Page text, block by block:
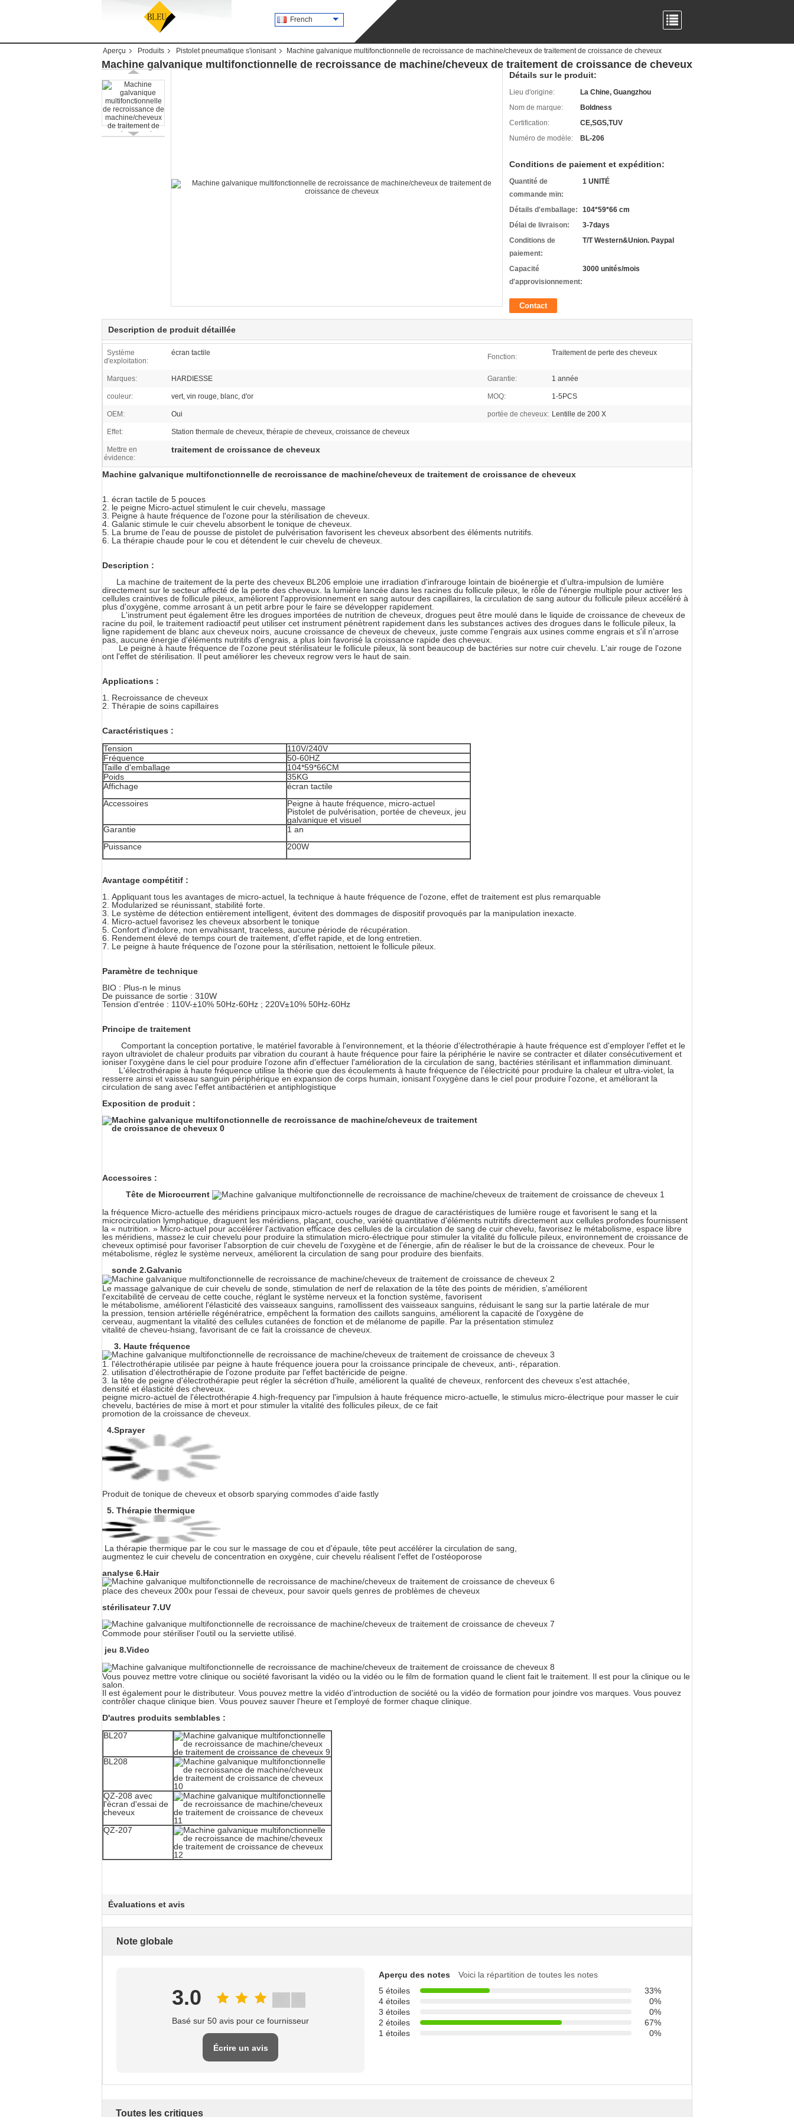
French
Aperçu Produits Pistolet pneumatique s'ionisant Machine galvanique multifonctionnelle de recroissance de machine/cheveux de traitement de croissance de cheveux
Machine galvanique multifonctionnelle de recroissance de machine/cheveux de traitement de croissance de cheveux
Détails sur le produit:
Lieu d'origine:
La Chine, Guangzhou
Nom de marque:
Boldness
Certification:
CE,SGS,TUV
Numéro de modèle:
BL-206
Conditions de paiement et expédition:
Quantité de
commande min:
1 UNITÉ
Détails d'emballage:
104*59*66 cm
Délai de livraison:
3-7days
Conditions de
paiement:
T/T Western&Union. Paypal
Capacité
d'approvisionnement:
3000 unités/mois
Contact
Description de produit détaillée
Système
d'exploitation:
écran tactile Fonction: Traitement de perte des cheveux
Marques: HARDIESSE Garantie: 1 année
couleur: vert, vin rouge, blanc, d'or MOQ: 1-5PCS
OEM: Oui portée de cheveux: Lentille de 200 X
Effet: Station thermale de cheveux, thérapie de cheveux, croissance de cheveux
Mettre en
évidence:
traitement de croissance de cheveux
Machine galvanique multifonctionnelle de recroissance de machine/cheveux de traitement de croissance de cheveux
1. écran tactile de 5 pouces
2. le peigne Micro-actuel stimulent le cuir chevelu, massage
3. Peigne à haute fréquence de l'ozone pour la stérilisation de cheveux.
4. Galanic stimule le cuir chevelu absorbent le tonique de cheveux.
5. La brume de l'eau de pousse de pistolet de pulvérisation favorisent les cheveux absorbent des éléments nutritifs.
6. La thérapie chaude pour le cou et détendent le cuir chevelu de cheveux.
Description :
La machine de traitement de la perte des cheveux BL206 emploie une irradiation d'infrarouge lointain de bioénergie et d'ultra-impulsion de lumière
directement sur le secteur affecté de la perte des cheveux. la lumière lancée dans les racines du follicule pileux, le rôle de l'énergie multiple pour activer les
cellules craintives de follicule pileux, améliorent l'approvisionnement en sang autour des capillaires, la circulation de sang autour du follicule pileux accéléré à
plus d'oxygène, comme arrosant à un petit arbre pour le faire se développer rapidement.
L'instrument peut également être les drogues importées de nutrition de cheveux, drogues peut être moulé dans le liquide de croissance de cheveux de
racine du poil, le traitement radioactif peut utiliser cet instrument pénètrent rapidement dans les substances actives des drogues dans le follicule pileux, la
ligne rapidement de blanc aux cheveux noirs, aucune croissance de cheveux de cheveux, juste comme l'engrais aux usines comme engrais et s'il n'arrose
pas, aucune énergie d'éléments nutritifs d'engrais, a plus loin favorisé la croissance rapide des cheveux.
Le peigne à haute fréquence de l'ozone peut stérilisateur le follicule pileux, là sont beaucoup de bactéries sur notre cuir chevelu. L'air rouge de l'ozone
ont l'effet de stérilisation. Il peut améliorer les cheveux regrow vers le haut de sain.
Applications :
1. Recroissance de cheveux
2. Thérapie de soins capillaires
Caractéristiques :
Tension
110V/240V
Fréquence
50-60HZ
Taille d'emballage
104*59*66CM
Poids
35KG
Affichage
écran tactile
Accessoires
Peigne à haute fréquence, micro-actuel
Pistolet de pulvérisation, portée de cheveux, jeu
galvanique et visuel
Garantie
1 an
Puissance
200W
Avantage compétitif :
1. Appliquant tous les avantages de micro-actuel, la technique à haute fréquence de l'ozone, effet de traitement est plus remarquable
2. Modularized se réunissant, stabilité forte.
3. Le système de détection entièrement intelligent, évitent des dommages de dispositif provoqués par la manipulation inexacte.
4. Micro-actuel favorisez les cheveux absorbent le tonique
5. Confort d'indolore, non envahissant, traceless, aucune période de récupération.
6. Rendement élevé de temps court de traitement, d'effet rapide, et de long entretien.
7. Le peigne à haute fréquence de l'ozone pour la stérilisation, nettoient le follicule pileux.
Paramètre de technique
BIO : Plus-n le minus
De puissance de sortie : 310W
Tension d'entrée : 110V-±10% 50Hz-60Hz ; 220V±10% 50Hz-60Hz
Principe de traitement
Comportant la conception portative, le matériel favorable à l'environnement, et la théorie d'électrothérapie à haute fréquence est d'employer l'effet et le
rayon ultraviolet de chaleur produits par vibration du courant à haute fréquence pour faire la périphérie le navire se contracter et dilater consécutivement et
ioniser l'oxygène dans le ciel pour produire l'ozone afin d'effectuer l'amélioration de la circulation de sang, bactéries stérilisant et inflammation diminuant.
L'électrothérapie à haute fréquence utilise la théorie que des écoulements à haute fréquence de l'électricité pour produire la chaleur et ultra-violet, la
resserre ainsi et vaisseau sanguin périphérique en expansion de corps humain, ionisant l'oxygène dans le ciel pour produire l'ozone, et améliorant la
circulation de sang avec l'effet antibactérien et antiphlogistique
Exposition de produit :
Accessoires :
Tête de Microcurrent
la fréquence Micro-actuelle des méridiens principaux micro-actuels rouges de drague de caractéristiques de lumière rouge et favorisent le sang et la
microcirculation lymphatique, draguent les méridiens, plaçant, couche, variété quantitative d'éléments nutritifs directement aux cellules profondes fournissent
la « nutrition. » Micro-actuel pour accélérer l'activation efficace des cellules de la circulation de sang de cuir chevelu, favorisez le métabolisme, espace libre
les méridiens, massez le cuir chevelu pour produire la stimulation micro-électrique pour stimuler la vitalité du follicule pileux, environnement de croissance de
cheveux optimisé pour favoriser l'absorption de cuir chevelu de l'oxygène et de l'énergie, afin de réaliser le but de la croissance de cheveux. Pour le
métabolisme, réglez le système nerveux, améliorent la circulation de sang pour produire des bienfaits.
sonde 2.Galvanic
Le massage galvanique de cuir chevelu de sonde, stimulation de nerf de relaxation de la tête des points de méridien, s'améliorent
l'excitabilité de cerveau de cette couche, réglant le système nerveux et la fonction système, favorisent
le métabolisme, améliorent l'élasticité des vaisseaux sanguins, ramollissent des vaisseaux sanguins, réduisant le sang sur la partie latérale de mur
la pression, tension artérielle régénératrice, empêchent la formation des caillots sanguins, améliorent la capacité de l'oxygène de
cerveau, augmentant la vitalité des cellules cutanées de fonction et de mélanome de papille. Par la présentation stimulez
vitalité de cheveu-hsiang, favorisant de ce fait la croissance de cheveux.
3. Haute fréquence
1. l'électrothérapie utilisée par peigne à haute fréquence jouera pour la croissance principale de cheveux, anti-, réparation.
2. utilisation d'électrothérapie de l'ozone produite par l'effet bactéricide de peigne.
3. la tête de peigne d'électrothérapie peut régler la sécrétion d'huile, améliorent la qualité de cheveux, renforcent des cheveux s'est attachée,
densité et élasticité des cheveux.
peigne micro-actuel de l'électrothérapie 4.high-frequency par l'impulsion à haute fréquence micro-actuelle, le stimulus micro-électrique pour masser le cuir
chevelu, bactéries de mise à mort et pour stimuler la vitalité des follicules pileux, de ce fait
promotion de la croissance de cheveux.
4.Sprayer
Produit de tonique de cheveux et obsorb sparying commodes d'aide fastly
5. Thérapie thermique
La thérapie thermique par le cou sur le massage de cou et d'épaule, tête peut accélérer la circulation de sang,
augmentez le cuir chevelu de concentration en oxygène, cuir chevelu réalisent l'effet de l'ostéoporose
analyse 6.Hair
place des cheveux 200x pour l'essai de cheveux, pour savoir quels genres de problèmes de cheveux
stérilisateur 7.UV
Commode pour stériliser l'outil ou la serviette utilisé.
jeu 8.Video
Vous pouvez mettre votre clinique ou société favorisant la vidéo ou la vidéo ou le film de formation quand le client fait le traitement. Il est pour la clinique ou le
salon.
Il est également pour le distributeur. Vous pouvez mettre la vidéo d'introduction de société ou la vidéo de formation pour joindre vos marques. Vous pouvez
contrôler chaque clinique bien. Vous pouvez sauver l'heure et l'employé de former chaque clinique.
D'autres produits semblables :
BL207
BL208
QZ-208 avec
l'écran d'essai de
cheveux
QZ-207
Évaluations et avis
Note globale
3.0
Basé sur 50 avis pour ce fournisseur
Écrire un avis
Aperçu des notes
Voici la répartition de toutes les notes
5 étoiles
33%
4 étoiles
0%
3 étoiles
0%
2 étoiles
67%
1 étoiles
0%
Toutes les critiques